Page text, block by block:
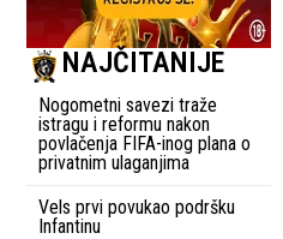
NAJČITANIJE
Nogometni savezi traže
istragu i reformu nakon
povlačenja FIFA-inog plana o
privatnim ulaganjima
Vels prvi povukao podršku
Infantinu